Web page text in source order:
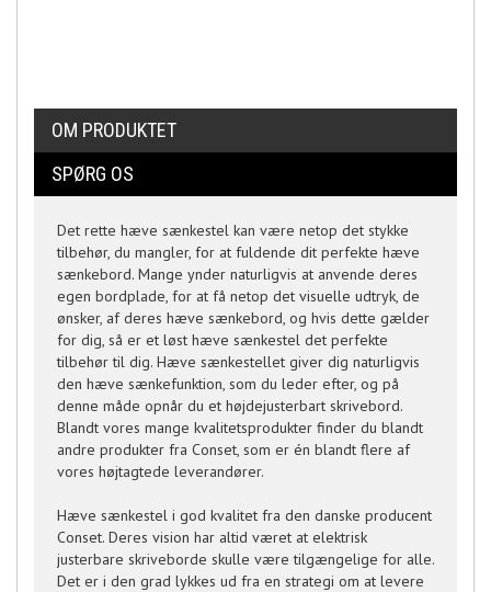
OM PRODUKTET
SPØRG OS
Det rette hæve sænkestel kan være netop det stykke
tilbehør, du mangler, for at fuldende dit perfekte hæve
sænkebord. Mange ynder naturligvis at anvende deres
egen bordplade, for at få netop det visuelle udtryk, de
ønsker, af deres hæve sænkebord, og hvis dette gælder
for dig, så er et løst hæve sænkestel det perfekte
tilbehør til dig. Hæve sænkestellet giver dig naturligvis
den hæve sænkefunktion, som du leder efter, og på
denne måde opnår du et højdejusterbart skrivebord.
Blandt vores mange kvalitetsprodukter finder du blandt
andre produkter fra Conset, som er én blandt flere af
vores højtagtede leverandører.
Hæve sænkestel i god kvalitet fra den danske producent
Conset. Deres vision har altid været at elektrisk
justerbare skriveborde skulle være tilgængelige for alle.
Det er i den grad lykkes ud fra en strategi om at levere